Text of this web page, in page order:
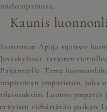
mieleenpainuva.
Kaunis
Savutuvan Apaja sijaitsee
Jyväskylässä, tarjoten
Päijänteelle. Tämä
inspiroivan ympäristön, joka
tilaisuuksiin. Luonto ympäröi
erityisen viehättävän paikan.